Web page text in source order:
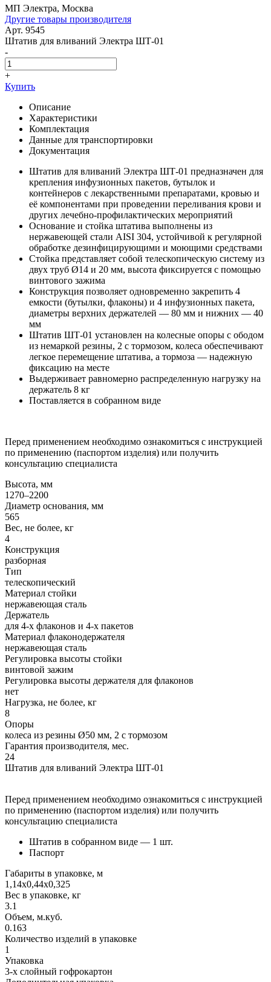
МП Электра, Москва
Другие товары производителя
Арт. 9545
Штатив для вливаний Электра ШТ-01
-
+
Купить
Описание
Характеристики
Комплектация
Данные для транспортировки
Документация
Штатив для вливаний Электра ШТ-01 предназначен для
крепления инфузионных пакетов, бутылок и
контейнеров с лекарственными препаратами, кровью и
её компонентами при проведении переливания крови и
других лечебно-профилактических мероприятий
Основание и стойка штатива выполнены из
нержавеющей стали AISI 304, устойчивой к регулярной
обработке дезинфицирующими и моющими средствами
Стойка представляет собой телескопическую систему из
двух труб Ø14 и 20 мм, высота фиксируется с помощью
винтового зажима
Конструкция позволяет одновременно закрепить 4
емкости (бутылки, флаконы) и 4 инфузионных пакета,
диаметры верхних держателей — 80 мм и нижних — 40
мм
Штатив ШТ-01 установлен на колесные опоры с ободом
из немаркой резины, 2 с тормозом, колеса обеспечивают
легкое перемещение штатива, а тормоза — надежную
фиксацию на месте
Выдерживает равномерно распределенную нагрузку на
держатель 8 кг
Поставляется в собранном виде
Перед применением необходимо ознакомиться с инструкцией
по применению (паспортом изделия) или получить
консультацию специалиста
Высота, мм
1270–2200
Диаметр основания, мм
565
Вес, не более, кг
4
Конструкция
разборная
Тип
телескопический
Материал стойки
нержавеющая сталь
Держатель
для 4-х флаконов и 4-х пакетов
Материал флаконодержателя
нержавеющая сталь
Регулировка высоты стойки
винтовой зажим
Регулировка высоты держателя для флаконов
нет
Нагрузка, не более, кг
8
Опоры
колеса из резины Ø50 мм, 2 с тормозом
Гарантия производителя, мес.
24
Штатив для вливаний Электра ШТ-01
Перед применением необходимо ознакомиться с инструкцией
по применению (паспортом изделия) или получить
консультацию специалиста
Штатив в собранном виде — 1 шт.
Паспорт
Габариты в упаковке, м
1,14х0,44х0,325
Вес в упаковке, кг
3.1
Объем, м.куб.
0.163
Количество изделий в упаковке
1
Упаковка
3-х слойный гофрокартон